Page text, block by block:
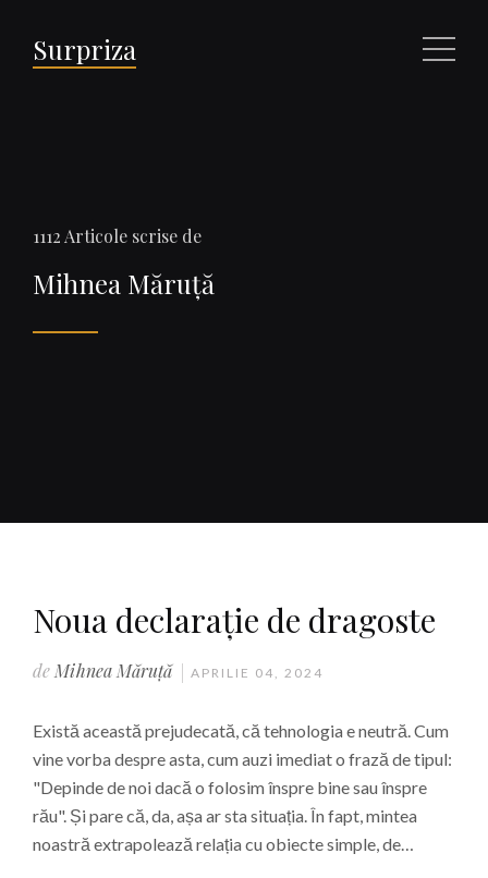
Surpriza Meniu
1112 Articole scrise de
Mihnea Măruță
Noua declarație de dragoste
de Mihnea Măruță APRILIE 04, 2024
Există această prejudecată, că tehnologia e neutră. Cum
vine vorba despre asta, cum auzi imediat o frază de tipul:
"Depinde de noi dacă o folosim înspre bine sau înspre
rău". Și pare că, da, așa ar sta situația. În fapt, mintea
noastră extrapolează relația cu obiecte simple, de…